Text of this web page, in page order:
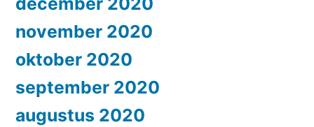
november 2020
oktober 2020
september 2020
augustus 2020